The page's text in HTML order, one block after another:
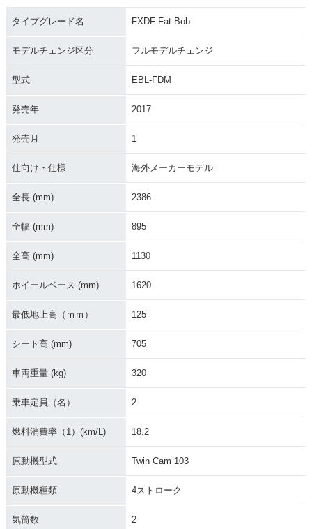
ob
ob・カラーチェンジ
ob
ob
タイプグレード名 FXDF Fat Bob
モデルチェンジ区分 フルモデルチェンジ
型式 EBL-FDM
発売年 2017
発売月 1
仕向け・仕様 海外メーカーモデル
全長 (mm) 2386
全幅 (mm) 895
全高 (mm) 1130
ホイールベース (mm) 1620
最低地上高（ｍｍ） 125
シート高 (mm) 705
車両重量 (kg) 320
乗車定員（名） 2
燃料消費率（1）(km/L) 18.2
原動機型式 Twin Cam 103
原動機種類 4ストローク
気筒数 2